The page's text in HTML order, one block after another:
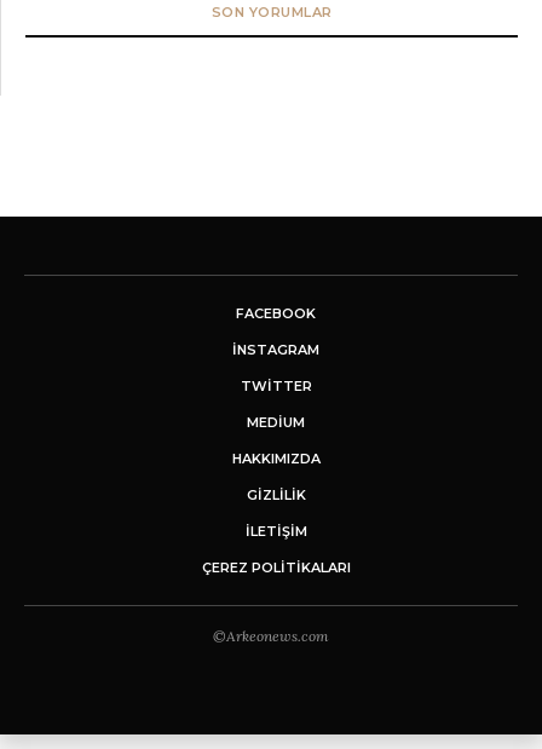
SON YORUMLAR
FACEBOOK
INSTAGRAM
TWITTER
MEDIUM
HAKKIMIZDA
GİZLİLİK
İLETIŞIM
ÇEREZ POLITIKALARI
©Arkeonews.com